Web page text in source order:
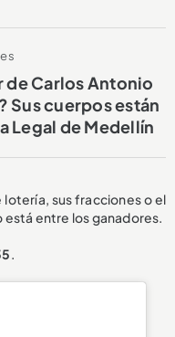
de Carlos Antonio
Sus cuerpos están
Legal de Medellín
sus fracciones o el
está entre los ganadores.
.